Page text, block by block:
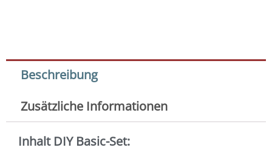
Beschreibung
Zusätzliche Informationen
Inhalt DIY Basic-Set: